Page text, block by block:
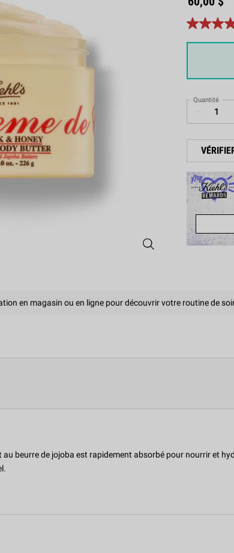
Creme de Corps Beurre
Quantité
en magasin ou en ligne pour découvrir votre routine de
beurre de jojoba est rapidement absorbé pour nourrir et